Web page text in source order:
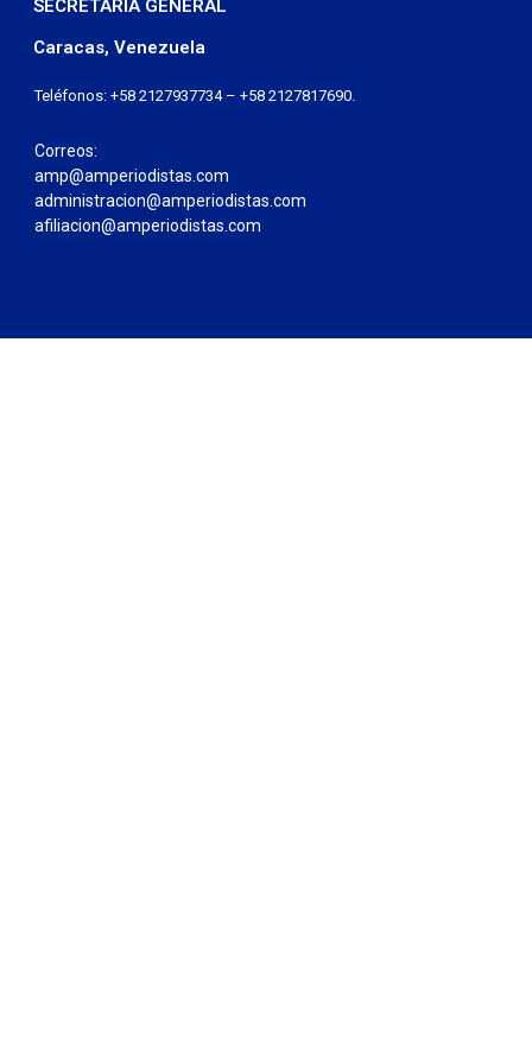
SECRETARÍA GENERAL
Caracas, Venezuela
Teléfonos: +58 2127937734 – +58 2127817690.
Correos:
amp@amperiodistas.com
administracion@amperiodistas.com
afiliacion@amperiodistas.com